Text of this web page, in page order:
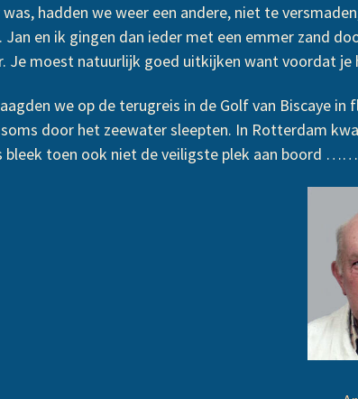
hadden we weer een andere, niet te
Jan en ik gingen dan ieder met een emmer zand
Je moest natuurlijk goed uitkijken want voordat je
we op de terugreis in de Golf van Biscaye
door het zeewater sleepten. In Rotterdam
bleek toen ook niet de veiligste plek aan boord